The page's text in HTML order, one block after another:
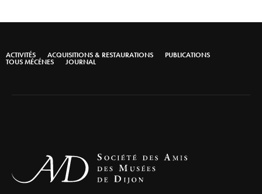
ACTIVITÉS ACQUISITIONS & RESTAURATIONS PUBLICATIONS
TOUS MÉCÉNES JOURNAL